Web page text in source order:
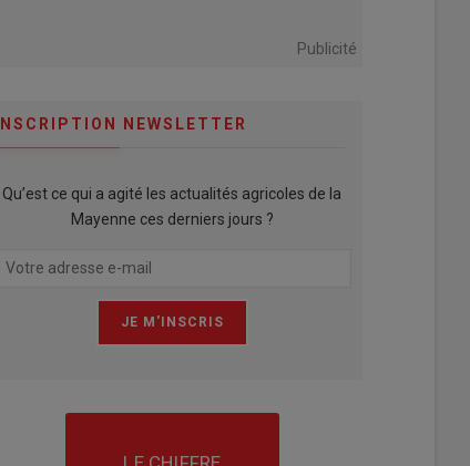
Publicité
INSCRIPTION NEWSLETTER
Qu’est ce qui a agité les actualités agricoles de la
Mayenne ces derniers jours ?